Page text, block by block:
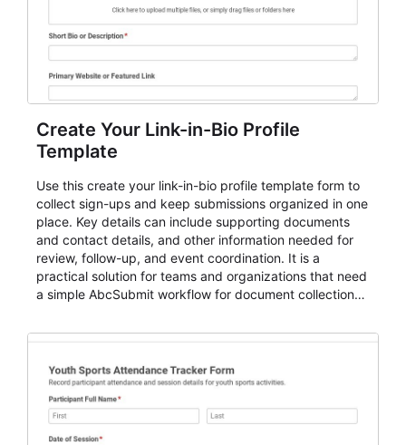
Create Your Link-in-Bio Profile
Template
Use this create your link-in-bio profile template form to
collect sign-ups and keep submissions organized in one
place. Key details can include supporting documents
and contact details, and other information needed for
review, follow-up, and event coordination. It is a
practical solution for teams and organizations that need
a simple AbcSubmit workflow for document collection